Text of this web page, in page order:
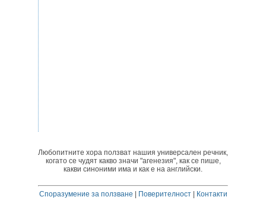
Любопитните хора ползват нашия универсален речник,
когато се чудят какво значи "агенезия", как се пише,
какви синоними има и как е на английски.
Споразумение за ползване Поверителност| Контакти